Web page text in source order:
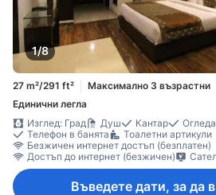
1/8
27 m²/291 ft² Максимално 3 възрастни
Единични легла
Изглед: Град
Душ Кантар
Телефон в банята
Тоалетни артикули
Безжичен интернет достъп (безплатен)
Достъп до интернет (безжичен)
Въведете дати, за да